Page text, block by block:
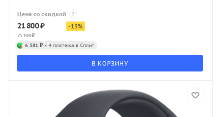
Цена со скидкой ?
21 800₽
25 100₽
-13%
6 581 ₽ × 4 платежа в Сплит
В КОРЗИНУ